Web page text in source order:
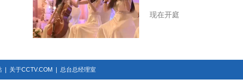
现在开庭
| 关于CCTV.COM 总台总经理室